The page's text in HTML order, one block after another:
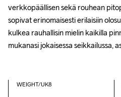
verkkopäällisen sekä rouhean
sopivat erinomaisesti erilaisiin
kulkea rauhallisin mielin kaikilla
mukanasi jokaisessa seikkailussa,
WEIGHT/UK8